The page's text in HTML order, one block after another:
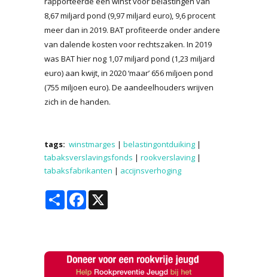
8,67 miljard pond (9,97 miljard euro), 9,6 procent
meer dan in 2019. BAT profiteerde onder andere
van dalende kosten voor rechtszaken. In 2019
was BAT hier nog 1,07 miljard pond (1,23 miljard
euro) aan kwijt, in 2020 ‘maar’ 656 miljoen pond
(755 miljoen euro). De aandeelhouders wrijven
zich in de handen.
tags: winstmarges | belastingontduiking |
tabaksverslavingsfonds | rookverslaving |
tabaksfabrikanten | accijnsverhoging
Share Facebook